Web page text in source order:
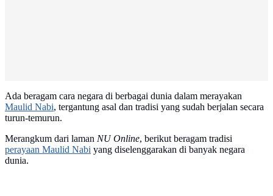
Ada beragam cara negara di berbagai dunia dalam merayakan
Maulid Nabi, tergantung asal dan tradisi yang sudah berjalan secara
turun-temurun.
Merangkum dari laman NU Online, berikut beragam tradisi
perayaan Maulid Nabi yang diselenggarakan di banyak negara
dunia.